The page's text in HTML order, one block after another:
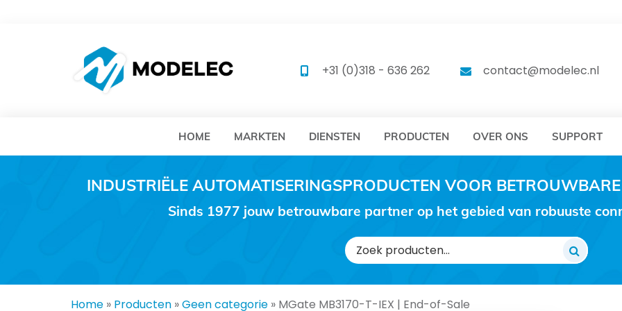
MODELEC MODELEC
+31 (0)318 - 636 262 contact@modelec.nl
HOME MARKTEN DIENSTEN PRODUCTEN OVER ONS SUPPORT
INDUSTRIËLE AUTOMATISERINGSPRODUCTEN VOOR
Sinds 1977 jouw betrouwbare partner op het gebied van robuuste
Zoeken
naar:
Home » Producten »Geen categorie » MGate MB3170-T-IEX | End-of-Sale